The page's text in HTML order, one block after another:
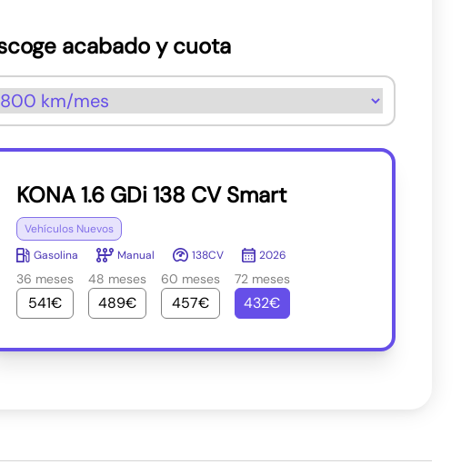
acabado y cuota
KONA 1.6 GDi 138 CV Smart
Vehículos Nuevos
Gasolina
Manual 138CV 2026
36 meses
541€
48 meses
489€
60 meses
457€
72 meses
432€